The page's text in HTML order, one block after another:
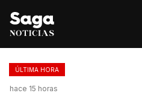
ÚLTIMA HORA
hace 18 horas